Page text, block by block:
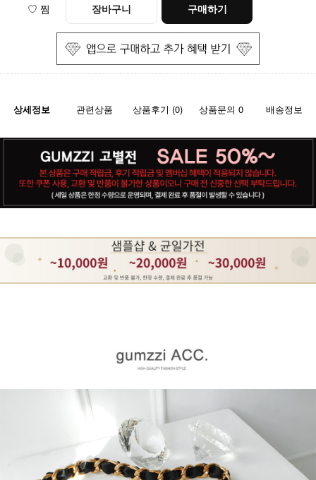
♡ 찜 장바구니 구매하기
상세정보 관련상품 상품후기 (0) 상품문의 0 배송정보